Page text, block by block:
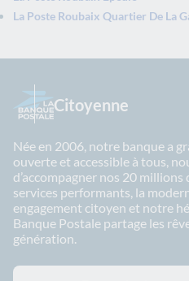
La Poste Roubaix Quartier De La
Citoyenne
Née en 2006, notre banque a
ouverte et accessible à tous,
d’accompagner nos 20
services performants, la
engagement citoyen et notre
Banque Postale partage les
génération.